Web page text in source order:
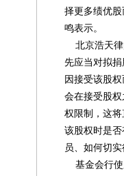
择更多绩优
鸣表示。
北京浩天律
先应当对拟
因接受该股
会在接受股
权限制，这
该股权时是
员、如何切
基金会行使